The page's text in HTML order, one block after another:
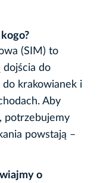
(SIM) to
dojścia do
do krakowianek i
Aby
potrzebujemy
powstają –
o